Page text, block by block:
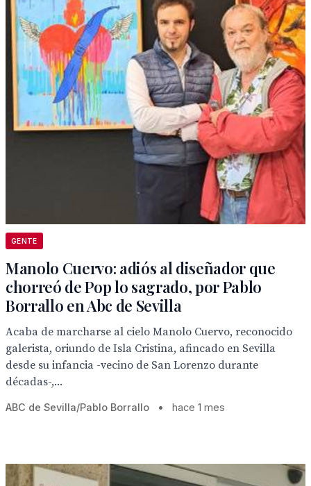
GENTE
Manolo Cuervo: adiós al diseñador que
chorreó de Pop lo sagrado, por Pablo
Borrallo en Abc de Sevilla
Acaba de marcharse al cielo Manolo Cuervo, reconocido
galerista, oriundo de Isla Cristina, afincado en Sevilla
desde su infancia -vecino de San Lorenzo durante
décadas-,...
ABC de Sevilla/Pablo Borrallo • hace 1 mes